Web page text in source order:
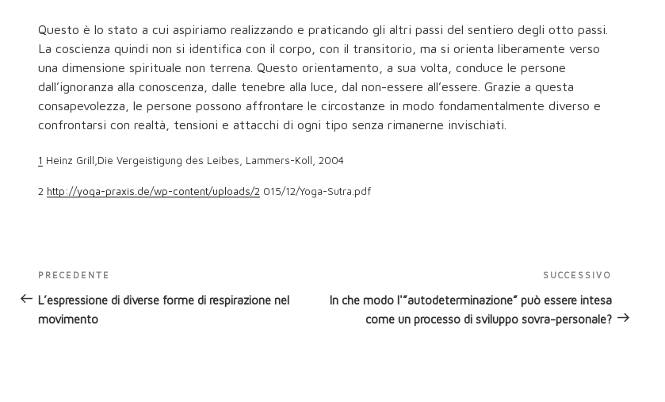
Questo è lo stato a cui aspiriamo realizzando e praticando gli altri passi del sentiero degli otto passi.
La coscienza quindi non si identifica con il corpo, con il transitorio, ma si orienta liberamente verso
una dimensione spirituale non terrena. Questo orientamento, a sua volta, conduce le persone
dall’ignoranza alla conoscenza, dalle tenebre alla luce, dal non-essere all’essere. Grazie a questa
consapevolezza, le persone possono affrontare le circostanze in modo fondamentalmente diverso e
confrontarsi con realtà, tensioni e attacchi di ogni tipo senza rimanerne invischiati.
1 Heinz Grill,Die Vergeistigung des Leibes, Lammers-Koll, 2004
2 http://yoga-praxis.de/wp-content/uploads/2 015/12/Yoga-Sutra.pdf
Navigazione
articoli
Articolo
precedente:
PRECEDENTE
L’espressione di diverse forme di respirazione nel
movimento
successivo
SUCCESSIVO
In che modo l'”autodeterminazione” può essere intesa
come un processo di sviluppo sovra-personale?